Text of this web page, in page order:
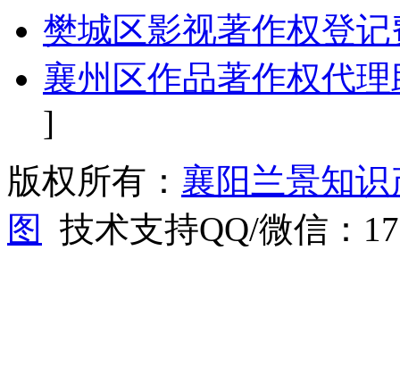
樊城区影视著作权登
襄州区作品著作权代
]
版权所有： 襄阳兰景知
图
技术支持QQ/微信：